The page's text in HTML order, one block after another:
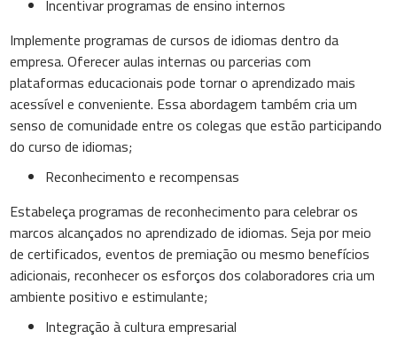
Incentivar programas de ensino internos
Implemente programas de cursos de idiomas dentro da
empresa. Oferecer aulas internas ou parcerias com
plataformas educacionais pode tornar o aprendizado mais
acessível e conveniente. Essa abordagem também cria um
senso de comunidade entre os colegas que estão participando
do curso de idiomas;
Reconhecimento e recompensas
Estabeleça programas de reconhecimento para celebrar os
marcos alcançados no aprendizado de idiomas. Seja por meio
de certificados, eventos de premiação ou mesmo benefícios
adicionais, reconhecer os esforços dos colaboradores cria um
ambiente positivo e estimulante;
Integração à cultura empresarial